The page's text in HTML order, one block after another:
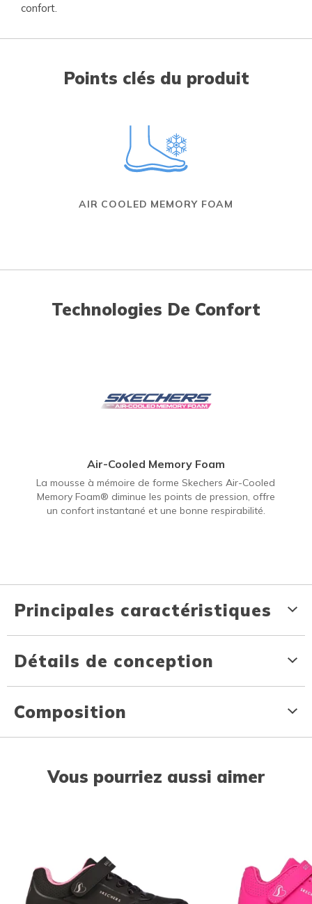
confort.
Points clés du produit
AIR COOLED MEMORY FOAM
Technologies De Confort
Air-Cooled Memory Foam
La mousse à mémoire de forme Skechers Air-Cooled
Memory Foam® diminue les points de pression, offre
un confort instantané et une bonne respirabilité.
Principales caractéristiques
Détails de conception
Composition
Vous pourriez aussi aimer